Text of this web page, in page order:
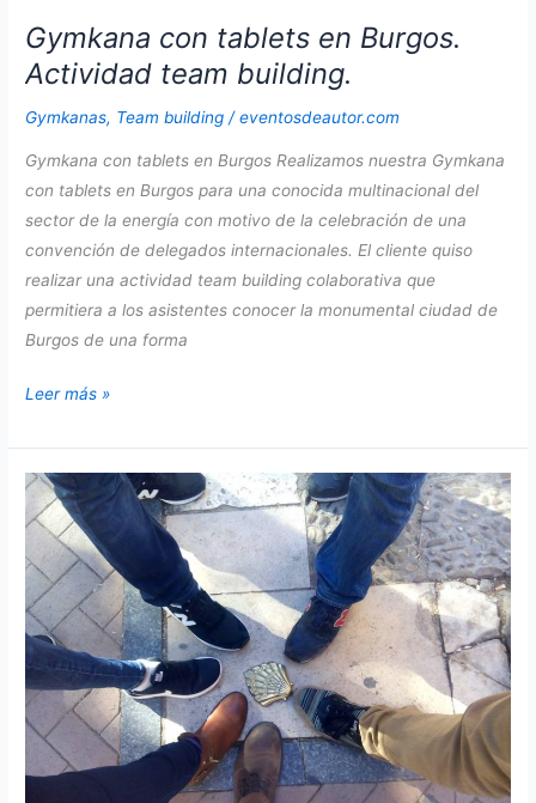
Gymkana con tablets en Burgos.
Actividad team building.
Gymkanas, Team building /eventosdeautor.com
Gymkana con tablets en Burgos Realizamos nuestra Gymkana
con tablets en Burgos para una conocida multinacional del
sector de la energía con motivo de la celebración de una
convención de delegados internacionales. El cliente quiso
realizar una actividad team building colaborativa que
permitiera a los asistentes conocer la monumental ciudad de
Burgos de una forma
Gymkana
tablets
en
Burgos.
Actividad
team
building.
Leer más »